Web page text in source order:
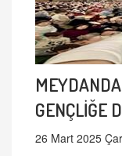
GENÇLİĞE
26 Mart 2025